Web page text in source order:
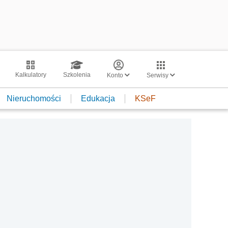
Kalkulatory Szkolenia Konto Serwisy
Nieruchomości Edukacja KSeF